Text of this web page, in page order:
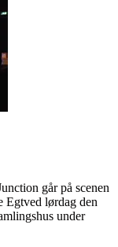
går på scenen
Egtved lørdag den
under